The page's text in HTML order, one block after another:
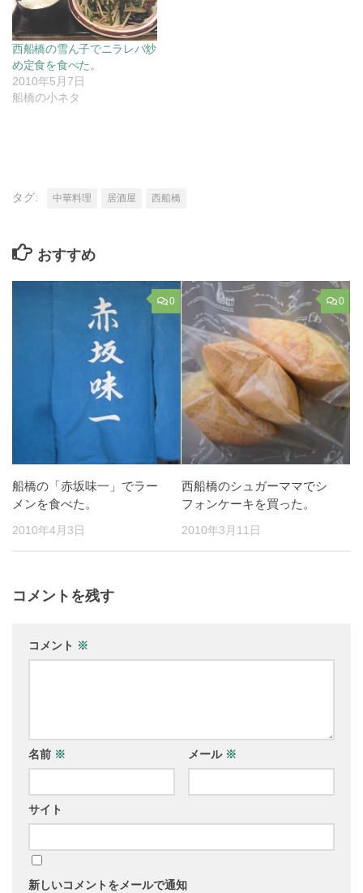
西船橋の雪ん子でニラレバ炒
め定食を食べた。
2010年5月7日
船橋の小ネタ
タグ: 中華料理 居酒屋 西船橋
おすすめ
0
船橋の「赤坂味一」でラー
メンを食べた。
2010年4月3日
0
西船橋のシュガーママでシ
フォンケーキを買った。
2010年3月11日
コメントを残す
コメント ※
名前 ※ メール ※
サイト
新しいコメントをメールで通知